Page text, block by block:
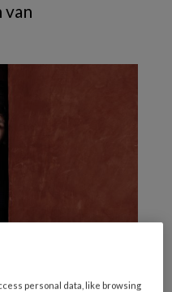
personal data, like browsing